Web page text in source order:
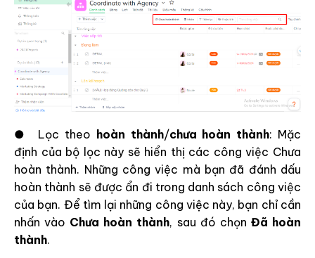
● Lọc theo hoàn thành/chưa hoàn thành: Mặc
định của bộ lọc này sẽ hiển thị các công việc Chưa
hoàn thành. Những công việc mà bạn đã đánh dấu
hoàn thành sẽ được ẩn đi trong danh sách công việc
của bạn. Để tìm lại những công việc này, bạn chỉ cần
nhấn vào Chưa hoàn thành, sau đó chọn Đã hoàn
thành.